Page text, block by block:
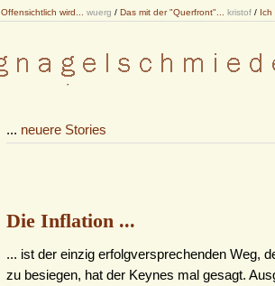
Offensichtlich wird... wuerg / Das mit der "Querfront"... kristof / Ich
... neuere Stories
Die Inflation ...
... ist der einzig erfolgversprechenden Weg,
zu besiegen, hat der Keynes mal gesagt.